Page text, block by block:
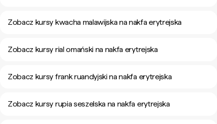
Zobacz kursy kwacha malawijska na nakfa erytrejska
Zobacz kursy rial omański na nakfa erytrejska
Zobacz kursy frank ruandyjski na nakfa erytrejska
Zobacz kursy rupia seszelska na nakfa erytrejska